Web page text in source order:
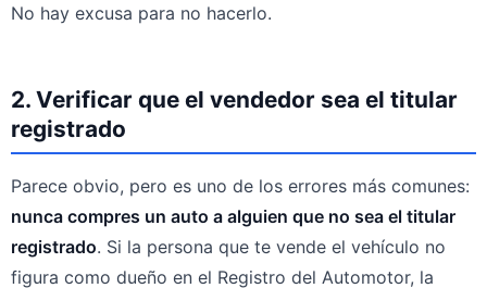
No hay excusa para no hacerlo.
2. Verificar que el vendedor sea el titular
registrado
Parece obvio, pero es uno de los errores más comunes:
nunca compres un auto a alguien que no sea el titular
registrado. Si la persona que te vende el vehículo no
figura como dueño en el Registro del Automotor, la